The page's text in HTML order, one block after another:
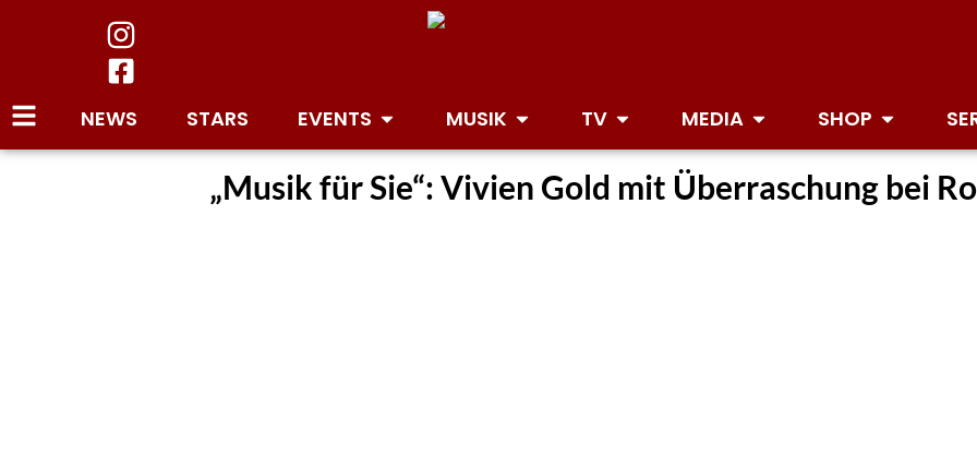
NEWS STARS EVENTS MUSIK TV MEDIA SHOP
„Musik für Sie“: Vivien Gold mit Überraschung bei